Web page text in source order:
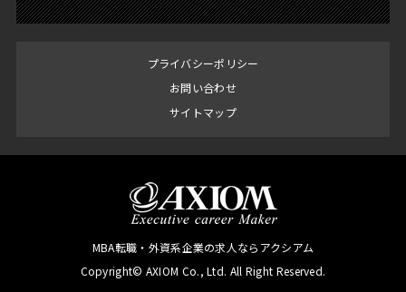
プライバシーポリシー
お問い合わせ
サイトマップ
MBA転職・外資系企業の求人ならアクシアム
Copyright© AXIOM Co., Ltd. All Right Reserved.